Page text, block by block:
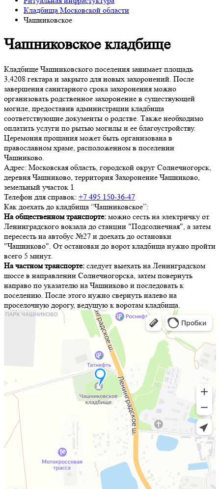
Кладбища Московской области
Чашниковское
Чашниковское кладбище
Кладбище Чашниковского поселения занимает площадь
3,4208 гектара и закрыто для новых захоронений. После
завершения санитарного срока захоронения можно
организовать родственное захоронение в существующей
могиле, предоставив администрации кладбища
соответствующие документы о родстве. Также необходимо
оплатить услуги по рытью могилы и ее благоустройству.
Церемония прощания может быть организована в
православном храме, расположенном в поселении
Чашниково.
Адрес: Московская область, городской округ Солнечногорск,
деревня Чашниково, территория Захоронение Чашниково,
земельный участок 1
Телефон для справок: +7 495 150-36-47
Как доехать до кладбища “Чашниковское”:
На общественном транспорте: можно сесть на электричку от
Ленинградского вокзала до станции "Подсолнечная", а затем
пересесть на автобус №27 и доехать до остановки
"Чашниково". От остановки до ворот кладбища нужно пройти
всего 5 минут.
На частном транспорте: следует выехать на Ленинградском
шоссе в направлении Солнечногорска, затем повернуть
направо по указателю на Чашниково и последовать к
поселению. После этого нужно свернуть налево на
проселочную дорогу, ведущую к воротам кладбища.